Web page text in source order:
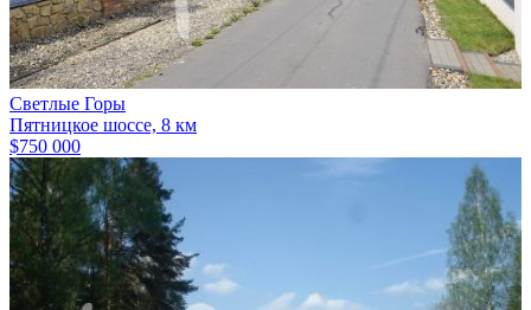
Светлые Горы
Пятницкое шоссе, 8 км
$750 000